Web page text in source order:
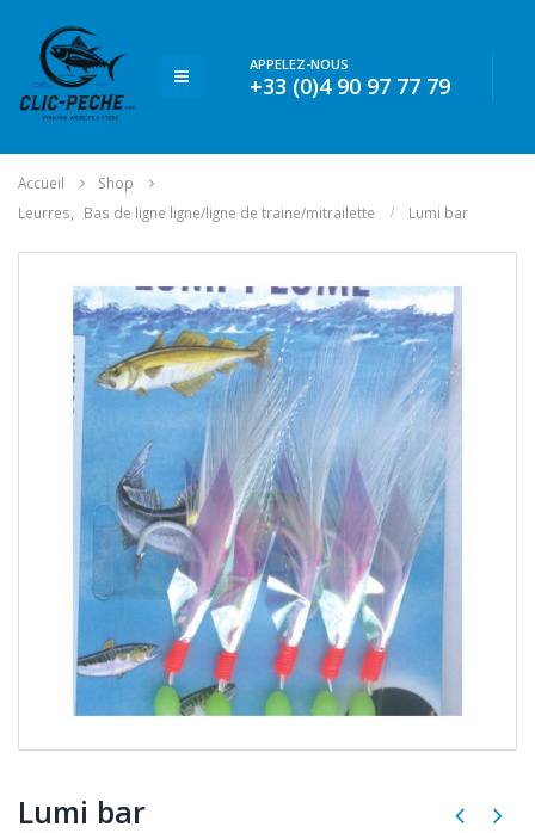
APPELEZ-NOUS
+33 (0)4 90 97 77 79
Accueil
Shop
Leurres
Bas de ligne ligne/ligne de traine/mitrailette Lumi bar
Lumi bar